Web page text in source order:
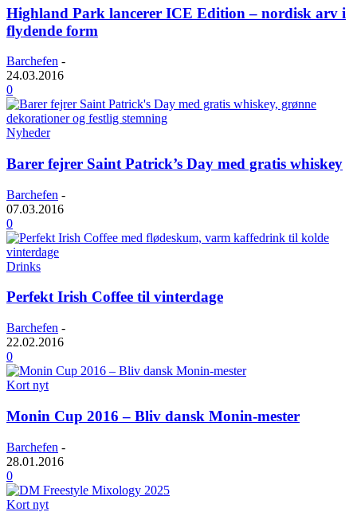
Highland Park lancerer ICE Edition – nordisk arv i
flydende form
Barchefen -
24.03.2016
0
Nyheder
Barer fejrer Saint Patrick’s Day med gratis whiskey
Barchefen -
07.03.2016
0
Drinks
Perfekt Irish Coffee til vinterdage
Barchefen -
22.02.2016
0
Kort nyt
Monin Cup 2016 – Bliv dansk Monin-mester
Barchefen -
28.01.2016
0
Kort nyt